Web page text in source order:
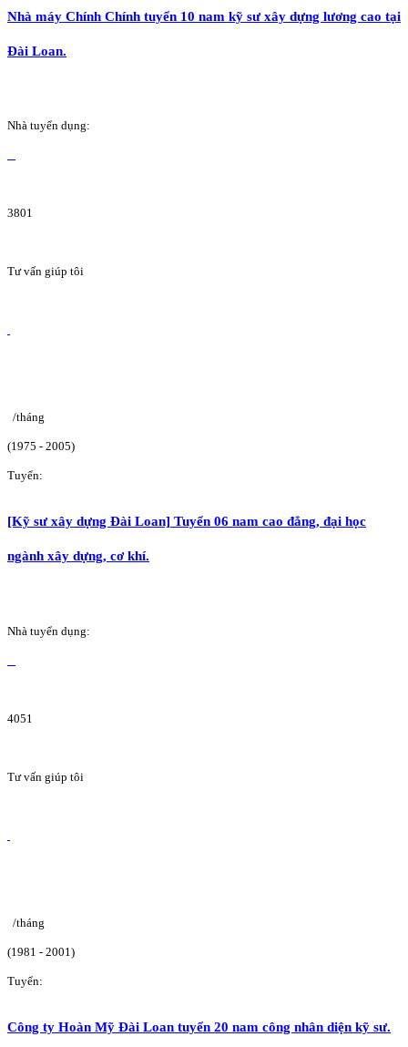
Nhà máy Chính Chính tuyển 10 nam kỹ sư xây dựng lương cao tại
Đài Loan.
Nhà tuyển dụng:
3801
Tư vấn giúp tôi
/tháng
(1975 - 2005)
Tuyển:
[Kỹ sư xây dựng Đài Loan] Tuyển 06 nam cao đẳng, đại học
ngành xây dựng, cơ khí.
Nhà tuyển dụng:
4051
Tư vấn giúp tôi
/tháng
(1981 - 2001)
Tuyển:
Công ty Hoàn Mỹ Đài Loan tuyển 20 nam công nhân diện kỹ sư.